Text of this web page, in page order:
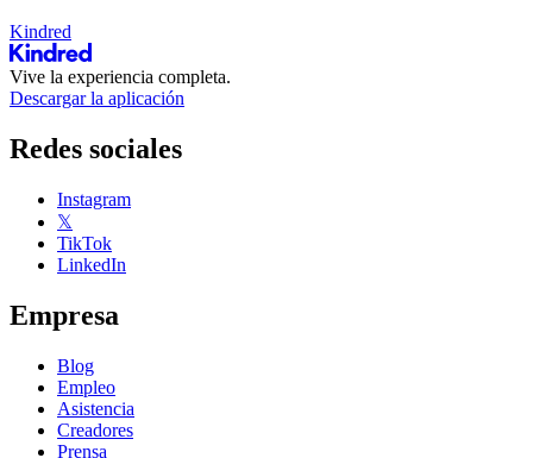
Kindred
Vive la experiencia completa.
Descargar la aplicación
Redes sociales
Instagram
𝕏
TikTok
LinkedIn
Empresa
Blog
Empleo
Asistencia
Creadores
Prensa